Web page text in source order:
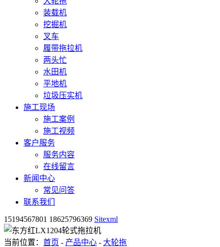
装载机
挖掘机
叉车
履带拖拉机
两头忙
水田机
平地机
垃圾压实机
施工现场
施工案例
施工视频
客户服务
服务内容
在线留言
新闻中心
常见问答
联系我们
15194567801 18625796369 Sitexml
当前位置： 首页 - 产品中心 - 大轮拖